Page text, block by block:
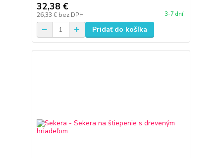
32,38 €
26,33 € bez DPH 3-7 dní
Pridať do košíka